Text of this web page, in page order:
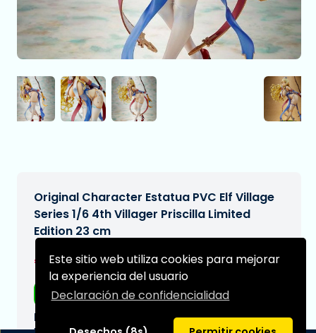
Este sitio web utiliza cookies para mejorar
la experiencia del usuario
Declaración de confidencialidad
Original Character Estatua PVC Elf Village
Series 1/6 4th Villager Priscilla Limited
Edition 23 cm
€364,99[Sujeto a cambios]
Envío gratis
Fecha de entrega prevista: